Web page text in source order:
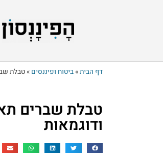
דף הבית»ביטוח ופיננסים »טבלת
טבלת שברים
ודוגמאות